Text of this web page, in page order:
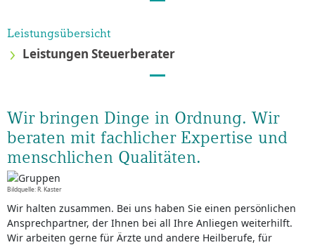
Leistungsübersicht
Leistungen Steuerberater
Wir bringen Dinge in Ordnung. Wir
beraten mit fachlicher Expertise und
menschlichen Qualitäten.
Bildquelle: R. Kaster
Wir halten zusammen. Bei uns haben Sie einen persönlichen
Ansprechpartner, der Ihnen bei all Ihre Anliegen weiterhilft.
Wir arbeiten gerne für Ärzte und andere Heilberufe, für